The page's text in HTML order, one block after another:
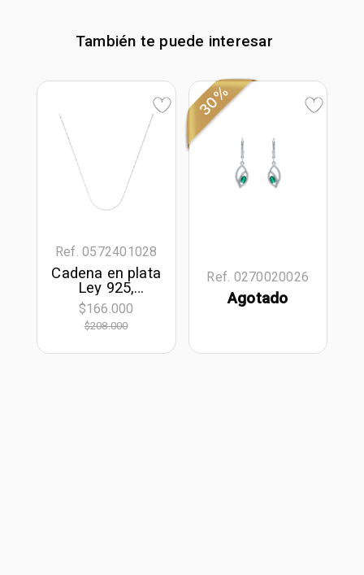
También te puede interesar
Ref. 0572401028
Cadena en plata
Ley 925,
Veneciana, 50
cm. de largo, 1
mm. de ancho
$166.000
$208.000
30%
Ref. 0270020026
Agotado